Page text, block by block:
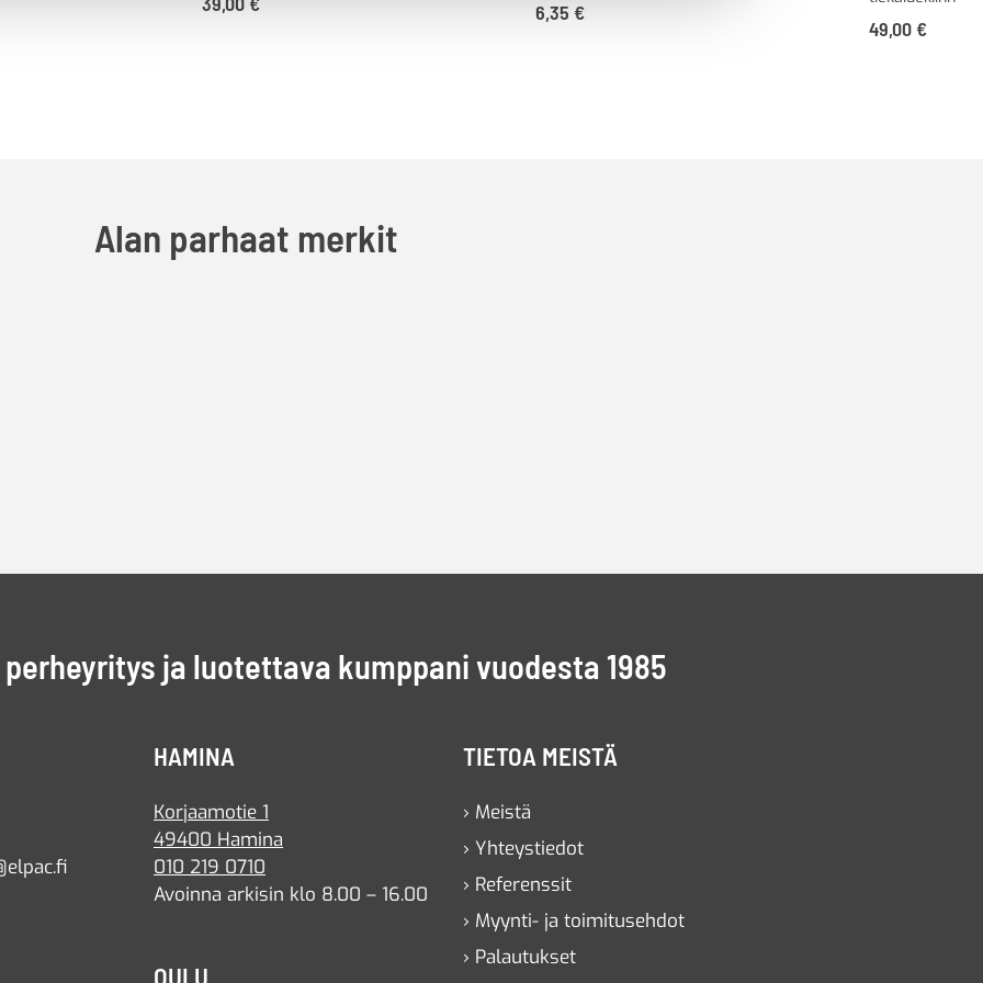
6,35 €
49,00 €
Alan parhaat merkit
ja luotettava kumppani vuodesta 1985
HAMINA
Korjaamotie 1
49400 Hamina
010 219 0710
Avoinna arkisin klo 8.00 – 16.00
OULU
TIETOA MEISTÄ
› Meistä
› Yhteystiedot
› Referenssit
› Myynti- ja toimitusehdot
› Palautukset